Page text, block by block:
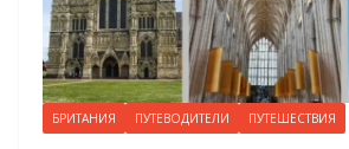
БРИТАНИЯ ПУТЕВОДИТЕЛИ ПУТЕШЕСТВИЯ